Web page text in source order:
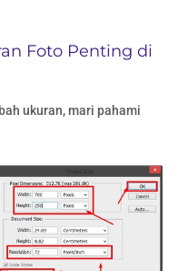
Foto Penting di
ukuran, mari pahami